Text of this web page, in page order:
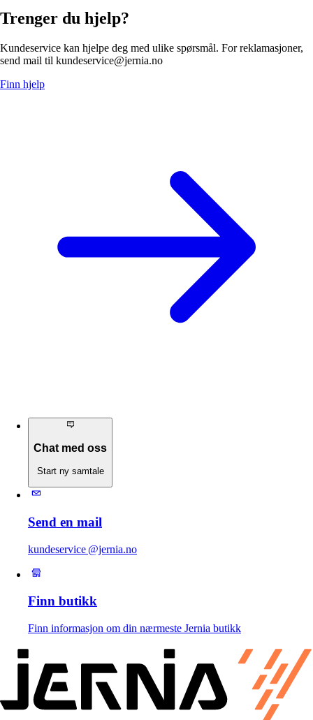
Trenger du hjelp?
Kundeservice kan hjelpe deg med ulike spørsmål. For reklamasjoner,
send mail til kundeservice@jernia.no
Finn hjelp
Chat med oss
Start ny samtale
Send en mail
kundeservice @jernia.no
Finn butikk
Finn informasjon om din nærmeste Jernia butikk